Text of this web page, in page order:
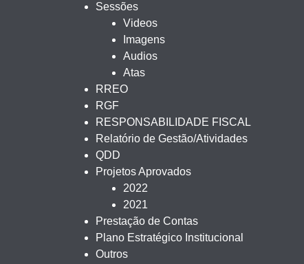
Sessões
Videos
Imagens
Audios
Atas
RREO
RGF
RESPONSABILIDADE FISCAL
Relatório de Gestão/Atividades
QDD
Projetos Aprovados
2022
2021
Prestação de Contas
Plano Estratégico Institucional
Outros